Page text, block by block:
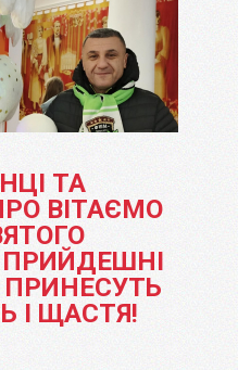
ТА
ВІТАЄМО
ПРИНЕСУТЬ
І ЩАСТЯ!